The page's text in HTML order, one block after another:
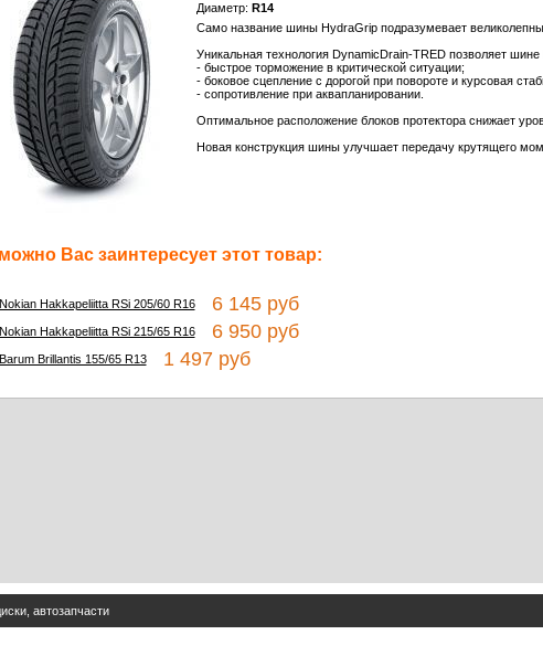
Диаметр: R14
Само название шины HydraGrip подразумевает
Уникальная технология DynamicDrain-TRED позволяет
- быстрое торможение в критической ситуации;
- боковое сцепление с дорогой при повороте и курсовая
- сопротивление при аквапланировании.
Оптимальное расположение блоков протектора снижает
Новая конструкция шины улучшает передачу крутящего
Вас заинтересует этот товар:
Hakkapeliitta RSi 205/60 R166 145 руб
Hakkapeliitta RSi 215/65 R166 950 руб
Brillantis 155/65 R131 497 руб
автозапчасти